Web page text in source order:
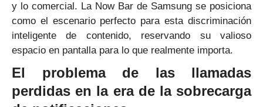
y lo comercial. La Now Bar de Samsung se posiciona
como el escenario perfecto para esta discriminación
inteligente de contenido, reservando su valioso
espacio en pantalla para lo que realmente importa.
El problema de las llamadas
perdidas en la era de la sobrecarga